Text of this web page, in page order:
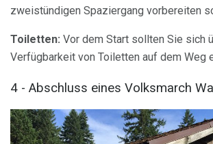
zweistündigen Spaziergang vorbereiten
Toiletten: Vor dem Start sollten Sie sich
Verfügbarkeit von Toiletten auf dem Weg
4 - Abschluss eines Volksmarch